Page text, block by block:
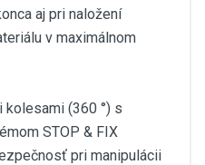
aj pri naložení
v maximálnom
kolesami (360 °) s
STOP & FIX
pri manipulácii